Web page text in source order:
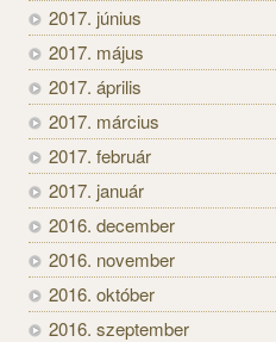
2017. június
2017. május
2017. április
2017. március
2017. február
2017. január
2016. december
2016. november
2016. október
2016. szeptember